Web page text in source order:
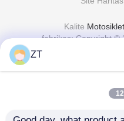
Kalite
fabrikası.Copyright ©
ZT